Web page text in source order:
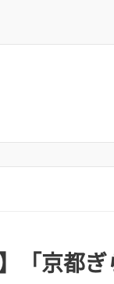
「京都